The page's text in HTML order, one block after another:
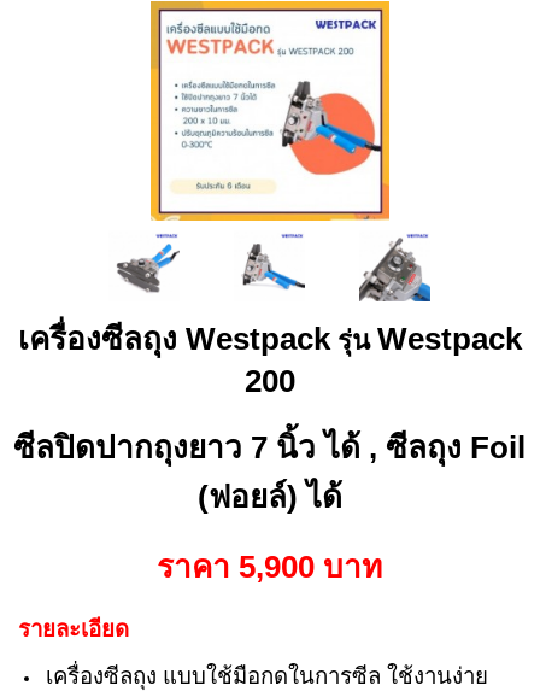
เครื่องซีลถุง Westpackรุ่น Westpack
200
ซีลปิดปากถุงยาว 7 นิ้ว ได้ , ซีลถุง Foil
(ฟอยล์) ได้
ราคา 5,900 บาท
รายละเอียด
เครื่องซีลถุง แบบใช้มือกดในการซีล ใช้งานง่าย